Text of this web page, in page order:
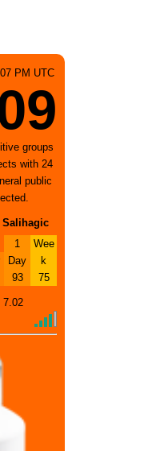
PM UTC
groups
with 24
public
Salihagic
1
Day
93
Wee
k
75
7.02